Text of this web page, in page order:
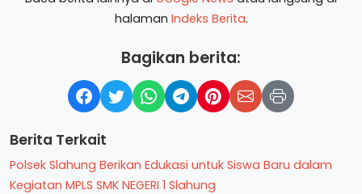
halaman Indeks Berita.
Bagikan berita:
Berita Terkait
Polsek Slahung Berikan Edukasi untuk Siswa Baru dalam
Kegiatan MPLS SMK NEGERI 1 Slahung